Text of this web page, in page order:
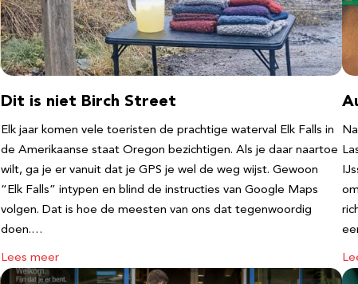
Dit is niet Birch Street
Elk jaar komen vele toeristen de prachtige waterval Elk Falls in
de Amerikaanse staat Oregon bezichtigen. Als je daar naartoe
wilt, ga je er vanuit dat je GPS je wel de weg wijst. Gewoon
“Elk Falls” intypen en blind de instructies van Google Maps
volgen. Dat is hoe de meesten van ons dat tegenwoordig
doen.…
Lees meer